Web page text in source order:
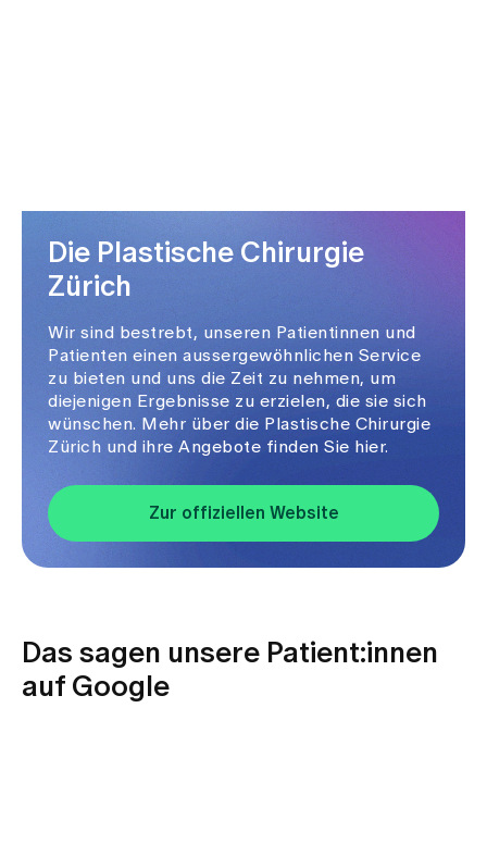
Die Plastische Chirurgie
Zürich
Wir sind bestrebt, unseren Patientinnen und
Patienten einen aussergewöhnlichen Service
zu bieten und uns die Zeit zu nehmen, um
diejenigen Ergebnisse zu erzielen, die sie sich
wünschen. Mehr über die Plastische Chirurgie
Zürich und ihre Angebote finden Sie hier.
Zur offiziellen Website
Das sagen unsere Patient:innen
auf Google